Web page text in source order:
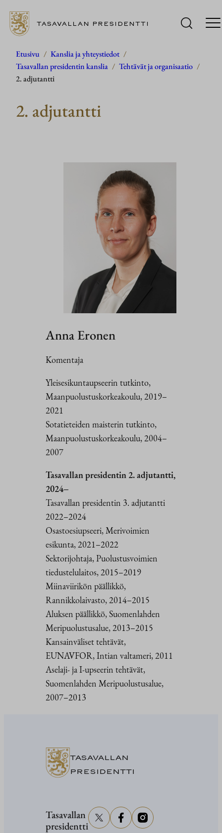
Siirry
sisältöön
TASAVALLAN PRESIDENTTI
Etusivu / Kanslia ja yhteystiedot /
Tasavallan presidentin kanslia / Tehtävät ja organisaatio /
2. adjutantti
2. adjutantti
Anna Eronen
Komentaja
Yleisesikuntaupseerin tutkinto,
Maanpuolustuskorkeakoulu, 2019–
2021
Sotatieteiden maisterin tutkinto,
Maanpuolustuskorkeakoulu, 2004–
2007
Tasavallan presidentin 2. adjutantti,
2024–
Tasavallan presidentin 3. adjutantti
2022–2024
Osastoesiupseeri, Merivoimien
esikunta, 2021–2022
Sektorijohtaja, Puolustusvoimien
tiedustelulaitos, 2015–2019
Miinaviirikön päällikkö,
Rannikkolaivasto, 2014–2015
Aluksen päällikkö, Suomenlahden
Meripuolustusalue, 2013–2015
Kansainväliset tehtävät,
EUNAVFOR, Intian valtameri, 2011
Aselaji- ja I-upseerin tehtävät,
Suomenlahden Meripuolustusalue,
2007–2013
TASAVALLAN
PRESIDENTTI
Tasavallan
presidentti